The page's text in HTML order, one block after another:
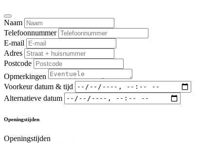
Naam
Telefoonnummer
E-mail
Adres
Postcode
Opmerkingen
Voorkeur datum & tijd
Alternatieve datum
Openingstijden
Openingstijden